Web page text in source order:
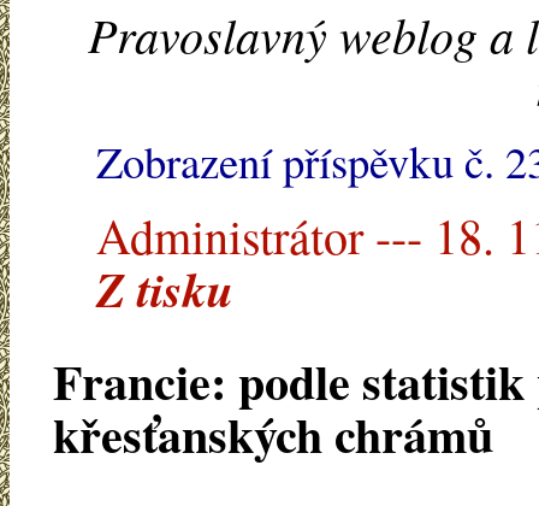
Pravoslavný weblog a
Zobrazení příspěvku č.
Administrátor --- 18.
Z tisku
Francie: podle
křesťanských chrámů